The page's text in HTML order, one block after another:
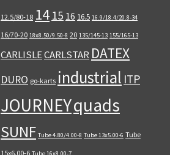
12.5/80-18 14 15 16 16.5 16.9/18.4/20.8-34
16/70-20 18x8.50/9.50-8 20 135/145-13 155/165-13
CARLISLECARLSTAR DATEX
DURO go-karts industrial ITP
JOURNEYquads
SUNF Tube 4.80/4.00-8 Tube 13x5.00-6 Tube
15x6.00-6 Tube 16x8.00-7